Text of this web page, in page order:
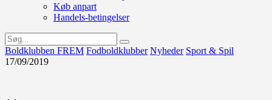
Køb anpart
Handels-betingelser
Boldklubben FREM Fodboldklubber Nyheder Sport & Spil
17/09/2019